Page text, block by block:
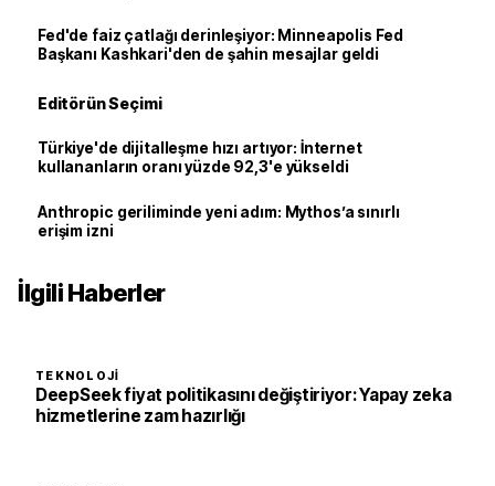
Fed'de faiz çatlağı derinleşiyor: Minneapolis Fed
Başkanı Kashkari'den de şahin mesajlar geldi
Editörün Seçimi
Türkiye'de dijitalleşme hızı artıyor: İnternet
kullananların oranı yüzde 92,3'e yükseldi
Anthropic geriliminde yeni adım: Mythos’a sınırlı
erişim izni
İlgili Haberler
TEKNOLOJI
DeepSeek fiyat politikasını değiştiriyor: Yapay zeka
hizmetlerine zam hazırlığı